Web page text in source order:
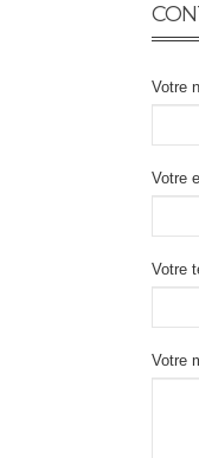
Votre
Votre
Votre
Votre